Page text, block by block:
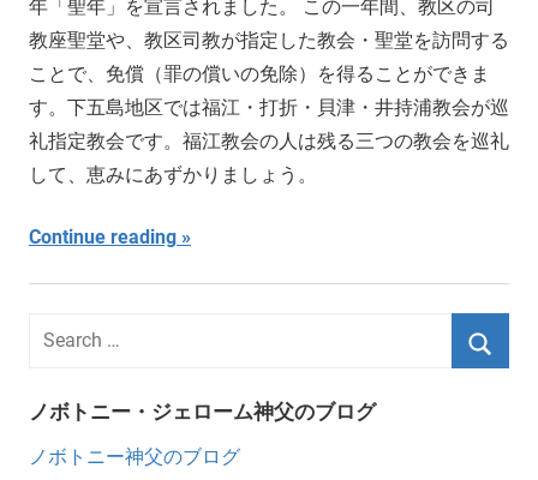
年「聖年」を宣言されました。 この一年間、教区の司
教座聖堂や、教区司教が指定した教会・聖堂を訪問する
ことで、免償（罪の償いの免除）を得ることができま
す。下五島地区では福江・打折・貝津・井持浦教会が巡
礼指定教会です。福江教会の人は残る三つの教会を巡礼
して、恵みにあずかりましょう。
Continue reading
ノボトニー・ジェローム神父のブログ
ノボトニー神父のブログ